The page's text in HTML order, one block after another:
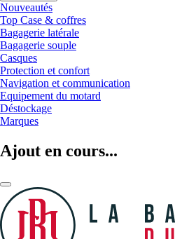
Nouveautés
Top Case & coffres
Bagagerie latérale
Bagagerie souple
Casques
Protection et confort
Navigation et communication
Equipement du motard
Déstockage
Marques
Ajout en cours...